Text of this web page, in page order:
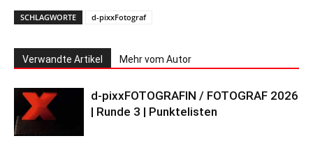
SCHLAGWORTE d-pixxFotograf
Verwandte Artikel Mehr vom Autor
d-pixxFOTOGRAFIN / FOTOGRAF 2026
| Runde 3 | Punktelisten